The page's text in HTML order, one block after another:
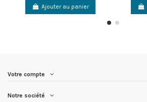
Ajouter au panier
Votre compte
Notre société